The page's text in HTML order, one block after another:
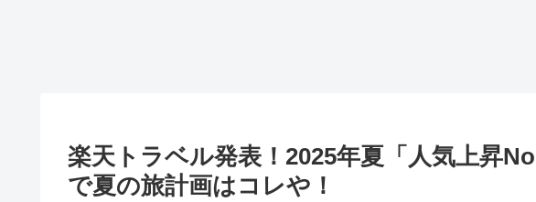
楽天トラベル発表！2025年夏「人気上昇
で夏の旅計画はコレや！